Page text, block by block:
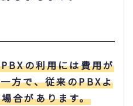
の利用には費用が
方で、従来のPBXよ
合があります。